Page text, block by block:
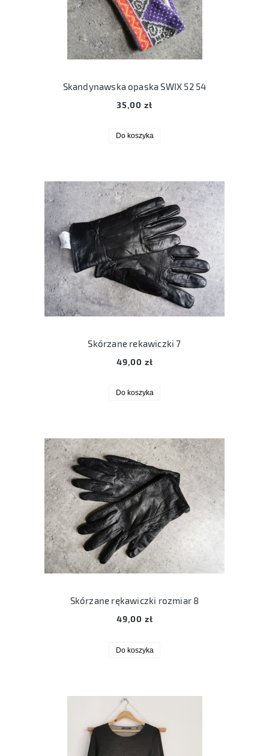
Skandynawska opaska SWIX 52 54
35,00 zł
Do koszyka
Skórzane rekawiczki 7
49,00 zł
Do koszyka
Skórzane rękawiczki rozmiar 8
49,00 zł
Do koszyka